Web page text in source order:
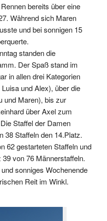
bereits über eine
Während sich Maren
und bei sonnigen 15
standen die
Der Spaß stand im
in allen drei Kategorien
und Alex), über die
und Maren), bis zur
über Axel zum
Staffel der Damen
38 Staffeln den 14.Platz.
62 gestarteten Staffeln und
von 76 Männerstaffeln.
sonniges Wochenende
Reit im Winkl.